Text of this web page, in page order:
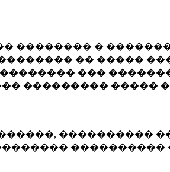
�������� �
�� �����
���
��������� �����
����������
����������